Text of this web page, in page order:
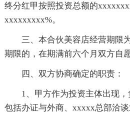
终分红甲按照投资总额的
xxxxxxxxx%。
三、本合伙美容店经营期限
期限的，在期满前六个月双方自
四、双方协商确定的职责：
1、甲方作为投资主体出现，
包括办证与外商、xxxxx总部洽